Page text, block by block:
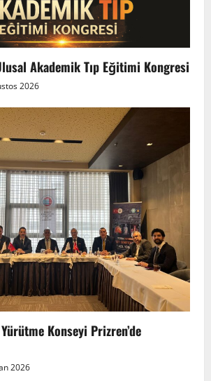
Akademik Tıp Eğitimi Kongresi
2026
Konseyi Prizren’de
2026
Anadolu’dan Orta Asya’ya Bilimsel İş
Birliği Zirvesi – Ağrı Tedavisinde
Uzmanlığı Buluşturmak: Türk Dünyası
Sempozyumu
3 Ağustos 2026
Talep Süreci Başladı